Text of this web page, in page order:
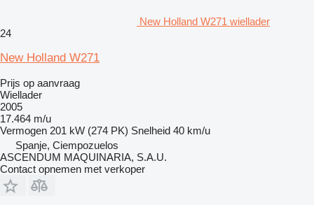
New Holland W271 wiellader
24
New Holland W271
Prijs op aanvraag
Wiellader
2005
17.464 m/u
Vermogen 201 kW (274 PK) Snelheid 40 km/u
Spanje, Ciempozuelos
ASCENDUM MAQUINARIA, S.A.U.
Contact opnemen met verkoper